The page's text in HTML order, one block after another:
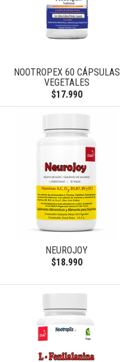
NOOTROPEX 60 CÁPSULAS
VEGETALES
$17.990
NEUROJOY
$18.990